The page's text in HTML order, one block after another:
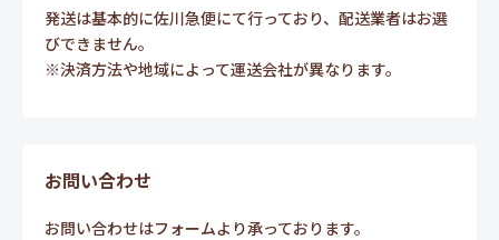
発送は基本的に佐川急便にて行っており、配送業者はお選
びできません。
※決済方法や地域によって運送会社が異なります。
お問い合わせ
お問い合わせはフォームより承っております。